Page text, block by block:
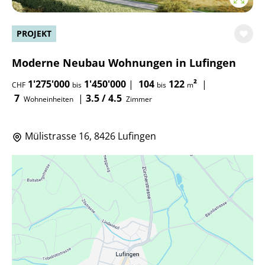
PROJEKT
Moderne Neubau Wohnungen in Lufingen
CHF 1'275'000 bis 1'450'000 | 104 bis 122 m² |
7 Wohneinheiten | 3.5 / 4.5 Zimmer
Mülistrasse 16, 8426 Lufingen